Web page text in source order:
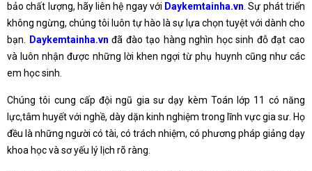
bảo chất lượng, hãy liên hệ ngay với Daykemtainha.vn . Sự phát triển
không ngừng, chúng tôi luôn tự hào là sự lựa chọn tuyệt với dành cho
bạn.
Daykemtainha.vn đã đào tạo hàng nghìn học sinh đỗ đạt cao
và luôn nhận được những lời khen ngợi từ phụ huynh cũng như các
em học sinh.
Chúng tôi cung cấp đội ngũ gia sư dạy kèm Toán lớp 11 có năng
lực,tâm huyết với nghề, dày dặn kinh nghiệm trong lĩnh vực gia sư. Họ
đều là những người có tài, có trách nhiệm, có phương pháp giảng dạy
khoa học và sơ yếu lý lịch rõ ràng.